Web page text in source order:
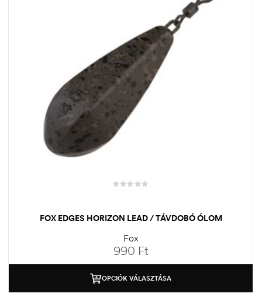
FOX EDGES HORIZON LEAD / TÁVDOBÓ ÓLOM
Fox
990 Ft
OPCIÓK VÁLASZTÁSA